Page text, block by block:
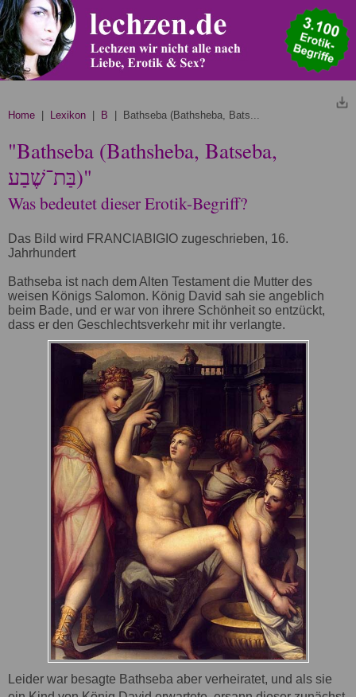
Home Lexikon B | Bathseba (Bathsheba, Bats...
"Bathseba (Bathsheba, Batseba,
בַּת־שֶׁבַע)"
Was bedeutet dieser Erotik-Begriff?
Das Bild wird FRANCIABIGIO zugeschrieben, 16.
Jahrhundert
Bathseba ist nach dem Alten Testament die Mutter des
weisen Königs Salomon. König David sah sie angeblich
beim Bade, und er war von ihrere Schönheit so entzückt,
dass er den Geschlechtsverkehr mit ihr verlangte.
Leider war besagte Bathseba aber verheiratet, und als sie